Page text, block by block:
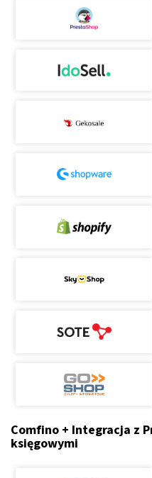
Comfino + Integracja z
księgowymi